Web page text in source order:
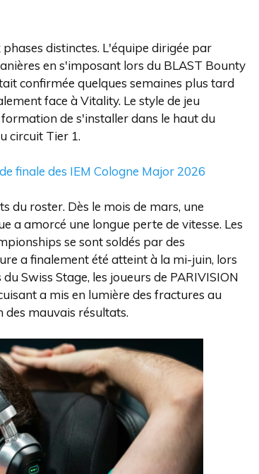
distinctes. L'équipe dirigée par
en s'imposant lors du BLAST Bounty
confirmée quelques semaines plus tard
face à Vitality. Le style de jeu
de s'installer dans le haut du
circuit Tier 1.
finale des IEM Cologne Major 2026
du roster. Dès le mois de mars, une
a amorcé une longue perte de vitesse. Les
se sont soldés par des
a finalement été atteint à la mi-juin, lors
Swiss Stage, les joueurs de PARIVISION
a mis en lumière des fractures au
mauvais résultats.